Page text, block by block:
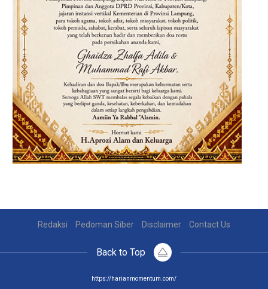
Redaksi Pedoman Siber Disclaimer Contact Us
Back to Top
https://harianmomentum.com/